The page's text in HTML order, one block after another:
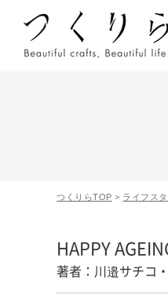
つくりらTOP > ライフス
HAPPY
著者：川邉サチコ